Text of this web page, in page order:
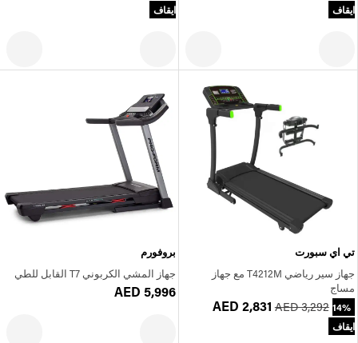
ايقاف
ايقاف
تي اي سبورت
جهاز سير رياضي T4212M مع جهاز
مساج
AED 2,831 AED 3,292 14%
ايقاف
بروفورم
جهاز المشي الكربوني T7 القابل للطي
AED 5,996